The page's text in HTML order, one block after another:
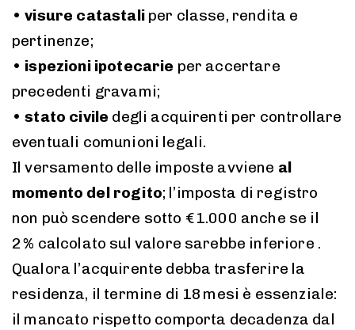
•visure catastaliper classe, rendita e
pertinenze;
• ispezioni ipotecarie per accertare
precedenti gravami;
•stato civile degli acquirenti per controllare
eventuali comunioni legali.
Il versamento delle imposte avviene al
momento del rogito; l’imposta di registro
non può scendere sotto € 1.000 anche se il
2 % calcolato sul valore sarebbe inferiore .
Qualora l’acquirente debba trasferire la
residenza, il termine di 18 mesi è essenziale:
il mancato rispetto comporta decadenza dal